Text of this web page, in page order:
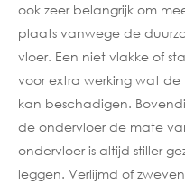
ook zeer belangrijk om
plaats vanwege de
vloer. Een niet vlakke of
voor extra werking wat
kan beschadigen.
de ondervloer de mate
ondervloer is altijd stiller
leggen. Verlijmd of